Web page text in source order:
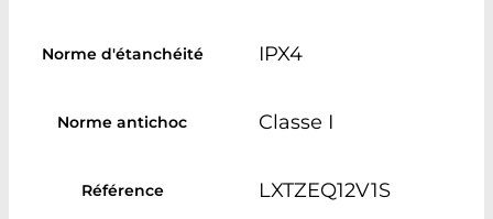
Norme d'étanchéité IPX4
Norme antichoc Classe I
Référence LXTZEQ12V1S